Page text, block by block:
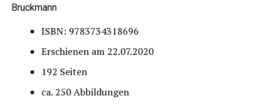
Bruck­mann
ISBN: 9783734318696
Erschie­nen am 22.07.2020
192 Sei­ten
ca. 250 Abbildungen